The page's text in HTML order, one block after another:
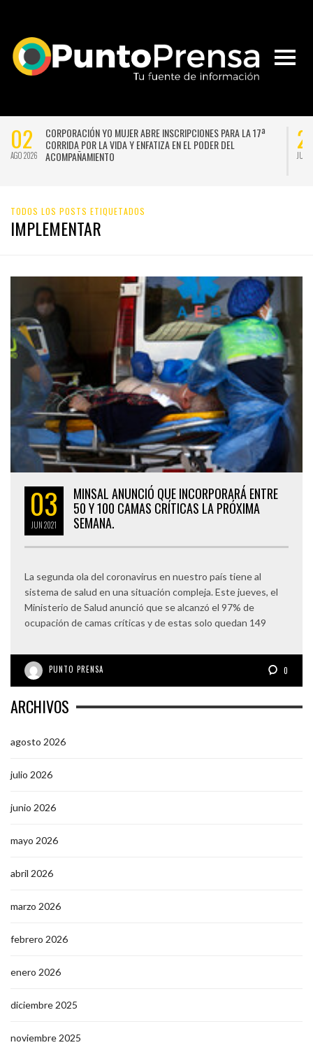
02
AGO 2026
CORPORACIÓN YO MUJER ABRE INSCRIPCIONES PARA LA 17ª
CORRIDA POR LA VIDA Y ENFATIZA EN EL PODER DEL
ACOMPAÑAMIENTO
JUL
TODOS LOS POSTS ETIQUETADOS
IMPLEMENTAR
03
JUN2021
MINSAL ANUNCIÓ QUE INCORPORARÁ ENTRE
50 Y 100 CAMAS CRÍTICAS LA PRÓXIMA
SEMANA.
La segunda ola del coronavirus en nuestro país tiene al
sistema de salud en una situación compleja. Este jueves, el
Ministerio de Salud anunció que se alcanzó el 97% de
ocupación de camas críticas y de estas solo quedan 149
PUNTO PRENSA 0
ARCHIVOS
agosto 2026
julio 2026
junio 2026
mayo 2026
abril 2026
marzo 2026
febrero 2026
enero 2026
diciembre 2025
noviembre 2025